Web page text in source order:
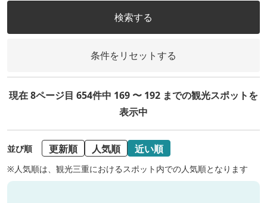
検索する
条件をリセットする
現在 8ページ目 654件中 169 〜 192 までの観光スポットを
表示中
並び順 更新順 人気順 近い順
※人気順は、観光三重におけるスポット内での人気順となります